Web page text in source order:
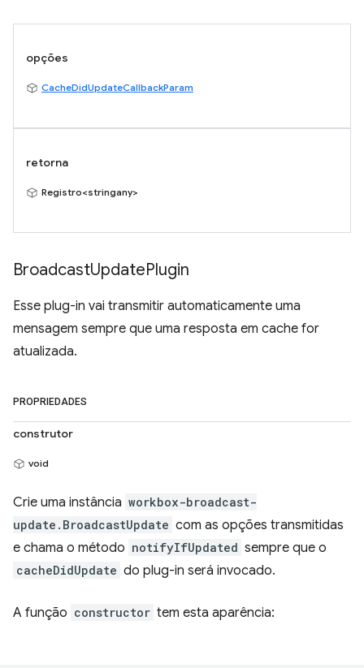
opções
CacheDidUpdateCallbackParam
retorna
Registro<stringany>
BroadcastUpdatePlugin
Esse plug-in vai transmitir automaticamente uma
mensagem sempre que uma resposta em cache for
atualizada.
PROPRIEDADES
construtor
void
Crie uma instância workbox-broadcast-
update.BroadcastUpdate com as opções transmitidas
e chama o método notifyIfUpdated sempre que o
cacheDidUpdate do plug-in será invocado.
A função constructor tem esta aparência: